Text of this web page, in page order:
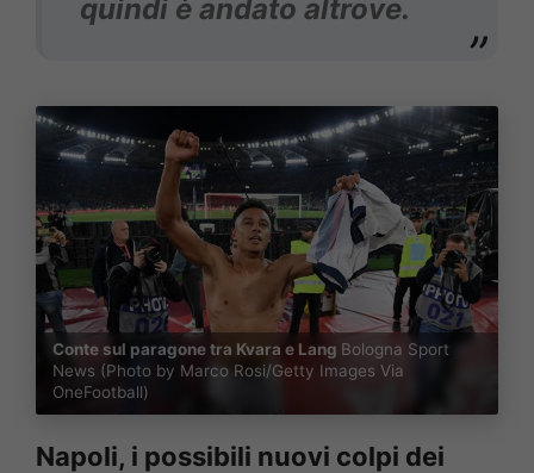
quindi è andato altrove.
Conte sul paragone tra Kvara e Lang Bologna Sport
News (Photo by Marco Rosi/Getty Images Via
OneFootball)
Napoli, i possibili nuovi colpi dei